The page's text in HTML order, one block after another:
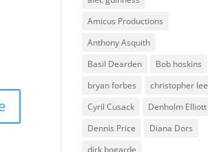
Amicus Productions
Anthony Asquith
Basil Dearden
Bob hoskins
bryan forbes
christopher lee
Cyril Cusack
Denholm Elliott
Dennis Price
Diana Dors
dirk bogarde